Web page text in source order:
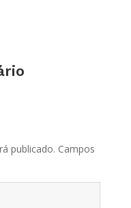
publicado. Campos